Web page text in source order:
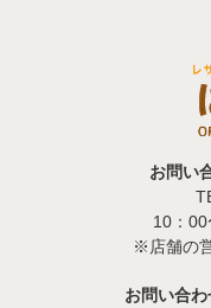
お問い
10：00
※店舗の
お問い合わ